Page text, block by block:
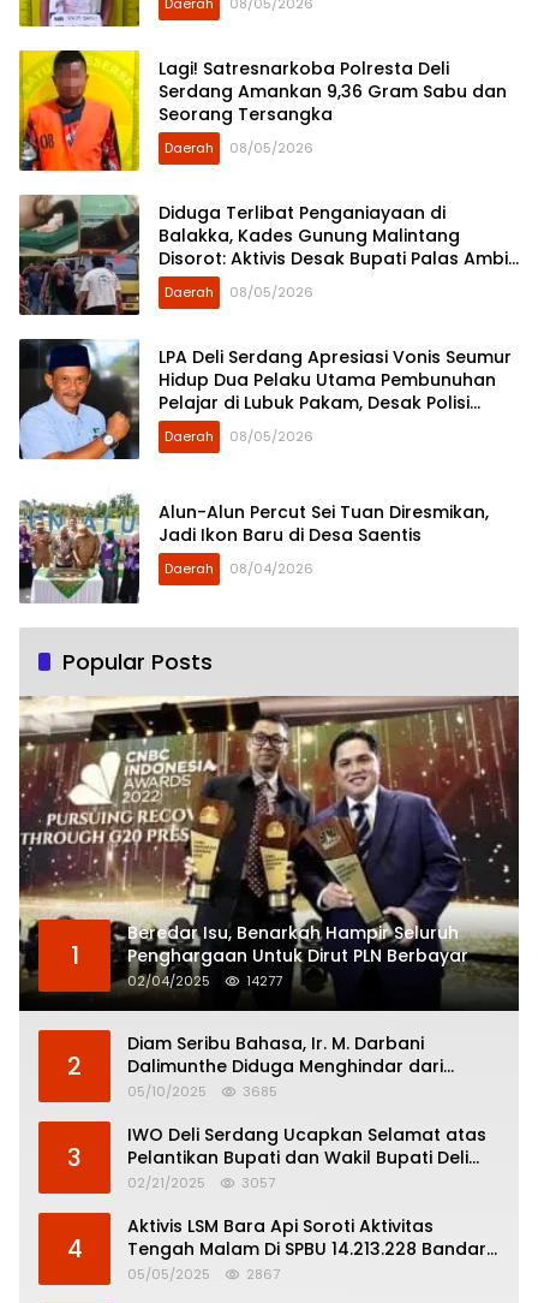
Lagi! Satresnarkoba Polresta Deli
Serdang Amankan 9,36 Gram Sabu dan
Seorang Tersangka
Daerah 08/05/2026
Diduga Terlibat Penganiayaan di
Balakka, Kades Gunung Malintang
Disorot: Aktivis Desak Bupati Palas Ambil
Sikap
Daerah 08/05/2026
LPA Deli Serdang Apresiasi Vonis Seumur
Hidup Dua Pelaku Utama Pembunuhan
Pelajar di Lubuk Pakam, Desak Polisi
Segera Tangkap DPO
Daerah 08/05/2026
Alun-Alun Percut Sei Tuan Diresmikan,
Jadi Ikon Baru di Desa Saentis
Daerah 08/04/2026
Popular Posts
1
Beredar Isu, Benarkah Hampir Seluruh
Penghargaan Untuk Dirut PLN Berbayar
02/04/2025 14277
2
Diam Seribu Bahasa, Ir. M. Darbani
Dalimunthe Diduga Menghindar dari
Pertanggungjawaban Politik
05/10/2025 3685
3
IWO Deli Serdang Ucapkan Selamat atas
Pelantikan Bupati dan Wakil Bupati Deli
Serdang
02/21/2025 3057
4
Aktivis LSM Bara Api Soroti Aktivitas
Tengah Malam Di SPBU 14.213.228 Bandar
Tinggi
05/05/2025 2867